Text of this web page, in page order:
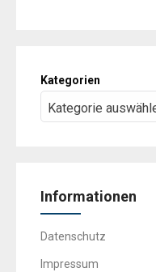
Kategorien
Informationen
Datenschutz
Impressum